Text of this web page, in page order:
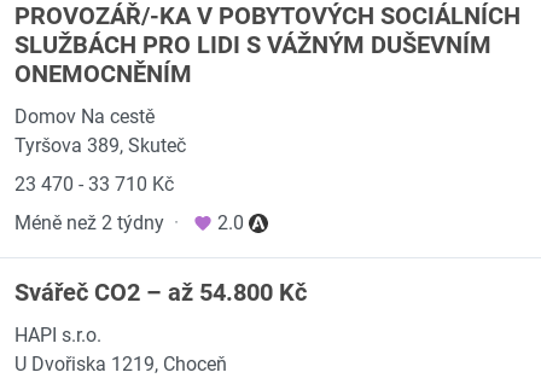
PROVOZÁŘ/-KA V POBYTOVÝCH SOCIÁLNÍCH
SLUŽBÁCH PRO LIDI S VÁŽNÝM DUŠEVNÍM
ONEMOCNĚNÍM
Domov Na cestě
Tyršova 389, Skuteč
23 470 - 33 710 Kč
Méně než 2 týdny · 2.0
Svářeč CO2 – až 54.800 Kč
HAPI s.r.o.
U Dvořiska 1219, Choceň